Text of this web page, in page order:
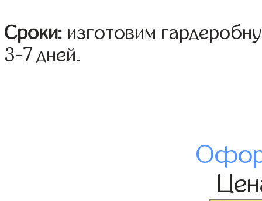
Сроки: изготовим
3-7 дней.